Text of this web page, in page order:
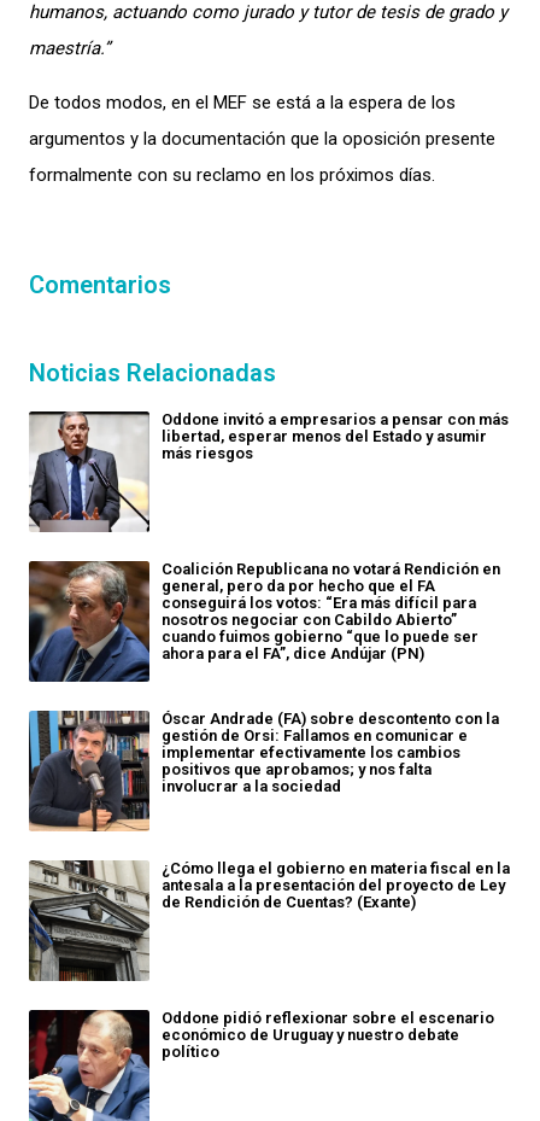
humanos, actuando como jurado y tutor de tesis de grado y
maestría.”
De todos modos, en el MEF se está a la espera de los
argumentos y la documentación que la oposición presente
formalmente con su reclamo en los próximos días.
Comentarios
Noticias Relacionadas
Oddone invitó a empresarios a pensar con más
libertad, esperar menos del Estado y asumir
más riesgos
Coalición Republicana no votará Rendición en
general, pero da por hecho que el FA
conseguirá los votos: “Era más difícil para
nosotros negociar con Cabildo Abierto”
cuando fuimos gobierno “que lo puede ser
ahora para el FA”, dice Andújar (PN)
Óscar Andrade (FA) sobre descontento con la
gestión de Orsi: Fallamos en comunicar e
implementar efectivamente los cambios
positivos que aprobamos; y nos falta
involucrar a la sociedad
¿Cómo llega el gobierno en materia fiscal en la
antesala a la presentación del proyecto de Ley
de Rendición de Cuentas? (Exante)
Oddone pidió reflexionar sobre el escenario
económico de Uruguay y nuestro debate
político